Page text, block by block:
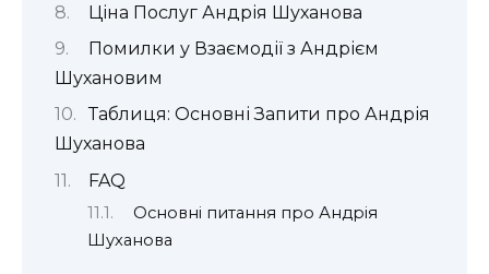
Ціна Послуг Андрія Шуханова
Помилки у Взаємодії з Андрієм
Шухановим
Таблиця: Основні Запити про Андрія
Шуханова
FAQ
Основні питання про Андрія
Шуханова